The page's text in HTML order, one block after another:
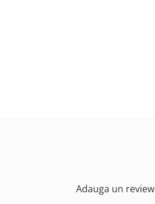
Adauga un review